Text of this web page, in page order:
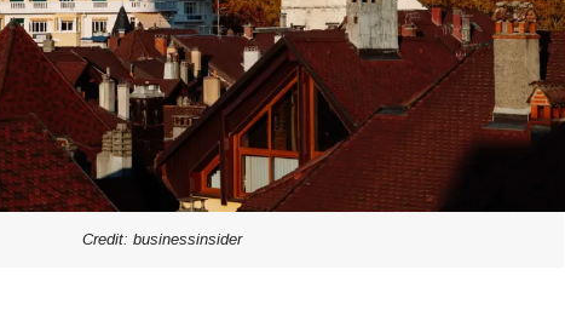
Credit: businessinsider